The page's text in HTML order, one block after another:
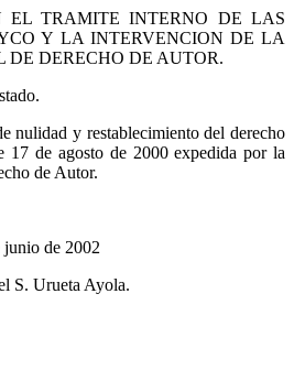
EL TRAMITE INTERNO DE LAS
Y LA INTERVENCION DE LA
DERECHO DE AUTOR.
nulidad y restablecimiento del derecho
17 de agosto de 2000 expedida por la
de Autor.
de 2002
S. Urueta Ayola.